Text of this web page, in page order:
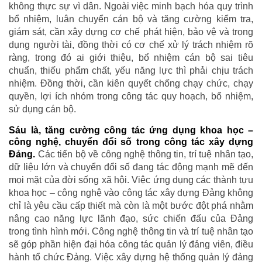
không thực sự vì dân. Ngoài việc minh bạch hóa quy trình
bổ nhiệm, luân chuyển cán bộ và tăng cường kiểm tra,
giám sát, cần xây dựng cơ chế phát hiện, bảo vệ và trọng
dụng người tài, đồng thời có cơ chế xử lý trách nhiệm rõ
ràng, trong đó ai giới thiệu, bổ nhiệm cán bộ sai tiêu
chuẩn, thiếu phẩm chất, yếu năng lực thì phải chịu trách
nhiệm. Đồng thời, cần kiên quyết chống chạy chức, chạy
quyền, lợi ích nhóm trong công tác quy hoạch, bổ nhiệm,
sử dụng cán bộ.
Sáu là, tăng cường công tác ứng dụng khoa học –
công nghệ, chuyển đổi số trong công tác xây dựng
Đảng. Các tiến bộ về công nghệ thông tin, trí tuệ nhân tạo,
dữ liệu lớn và chuyển đổi số đang tác động mạnh mẽ đến
mọi mặt của đời sống xã hội. Việc ứng dụng các thành tựu
khoa học – công nghệ vào công tác xây dựng Đảng không
chỉ là yêu cầu cấp thiết mà còn là một bước đột phá nhằm
nâng cao năng lực lãnh đạo, sức chiến đấu của Đảng
trong tình hình mới. Công nghệ thông tin và trí tuệ nhân tạo
sẽ góp phần hiện đại hóa công tác quản lý đảng viên, điều
hành tổ chức Đảng. Việc xây dựng hệ thống quản lý đảng